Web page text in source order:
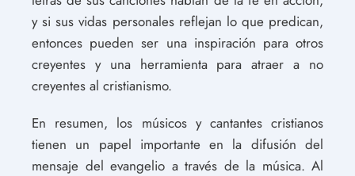
y si sus vidas personales reflejan lo que predican,
entonces pueden ser una inspiración para otros
creyentes y una herramienta para atraer a no
creyentes al cristianismo.
En resumen, los músicos y cantantes cristianos
tienen un papel importante en la difusión del
mensaje del evangelio a través de la música. Al